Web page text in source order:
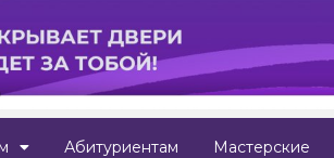
Абитуриентам Мастерские